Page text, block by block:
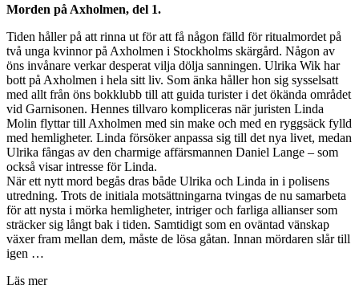
Morden på Axholmen, del 1.
Tiden håller på att rinna ut för att få någon fälld för ritualmordet på
två unga kvinnor på Axholmen i Stockholms skärgård. Någon av
öns invånare verkar desperat vilja dölja sanningen. Ulrika Wik har
bott på Axholmen i hela sitt liv. Som änka håller hon sig sysselsatt
med allt från öns bokklubb till att guida turister i det ökända området
vid Garnisonen. Hennes tillvaro kompliceras när juristen Linda
Molin flyttar till Axholmen med sin make och med en ryggsäck fylld
med hemligheter. Linda försöker anpassa sig till det nya livet, medan
Ulrika fångas av den charmige affärsmannen Daniel Lange – som
också visar intresse för Linda.
När ett nytt mord begås dras både Ulrika och Linda in i polisens
utredning. Trots de initiala motsättningarna tvingas de nu samarbeta
för att nysta i mörka hemligheter, intriger och farliga allianser som
sträcker sig långt bak i tiden. Samtidigt som en oväntad vänskap
växer fram mellan dem, måste de lösa gåtan. Innan mördaren slår till
igen …
Läs mer